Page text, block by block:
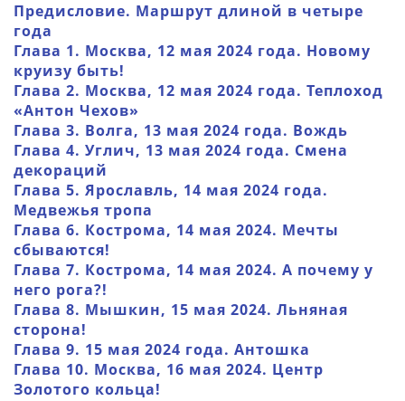
Предисловие. Маршрут длиной в четыре
года
Глава 1. Москва, 12 мая 2024 года. Новому
круизу быть!
Глава 2. Москва, 12 мая 2024 года. Теплоход
«Антон Чехов»
Глава 3. Волга, 13 мая 2024 года. Вождь
Глава 4. Углич, 13 мая 2024 года. Смена
декораций
Глава 5. Ярославль, 14 мая 2024 года.
Медвежья тропа
Глава 6. Кострома, 14 мая 2024. Мечты
сбываются!
Глава 7. Кострома, 14 мая 2024. А почему у
него рога?!
Глава 8. Мышкин, 15 мая 2024. Льняная
сторона!
Глава 9. 15 мая 2024 года. Антошка
Глава 10. Москва, 16 мая 2024. Центр
Золотого кольца!